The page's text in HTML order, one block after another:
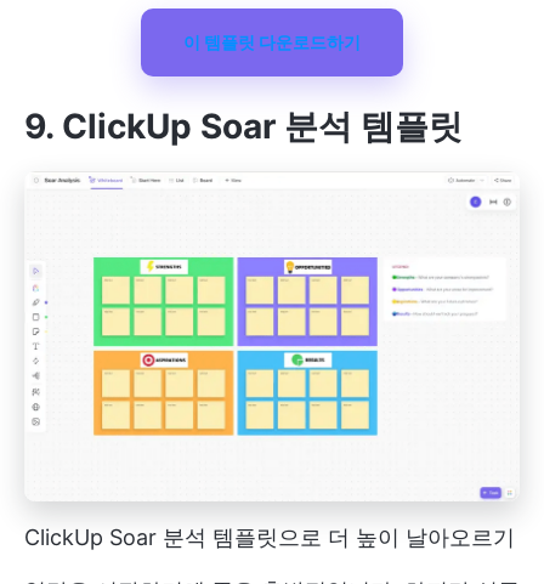
이 템플릿 다운로드하기
9. ClickUp Soar 분석 템플릿
ClickUp Soar 분석 템플릿으로 더 높이 날아오르기